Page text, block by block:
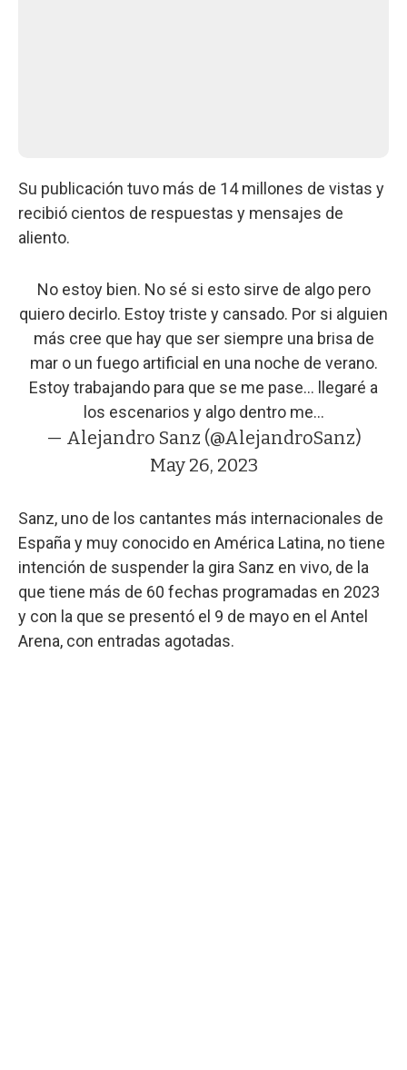
Su publicación tuvo más de 14 millones de vistas y
recibió cientos de respuestas y mensajes de
aliento.
No estoy bien. No sé si esto sirve de algo pero
quiero decirlo. Estoy triste y cansado. Por si alguien
más cree que hay que ser siempre una brisa de
mar o un fuego artificial en una noche de verano.
Estoy trabajando para que se me pase… llegaré a
los escenarios y algo dentro me…
— Alejandro Sanz (@AlejandroSanz)
May 26, 2023
Sanz, uno de los cantantes más internacionales de
España y muy conocido en América Latina, no tiene
intención de suspender la gira Sanz en vivo, de la
que tiene más de 60 fechas programadas en 2023
y con la que se presentó el 9 de mayo en el Antel
Arena, con entradas agotadas.